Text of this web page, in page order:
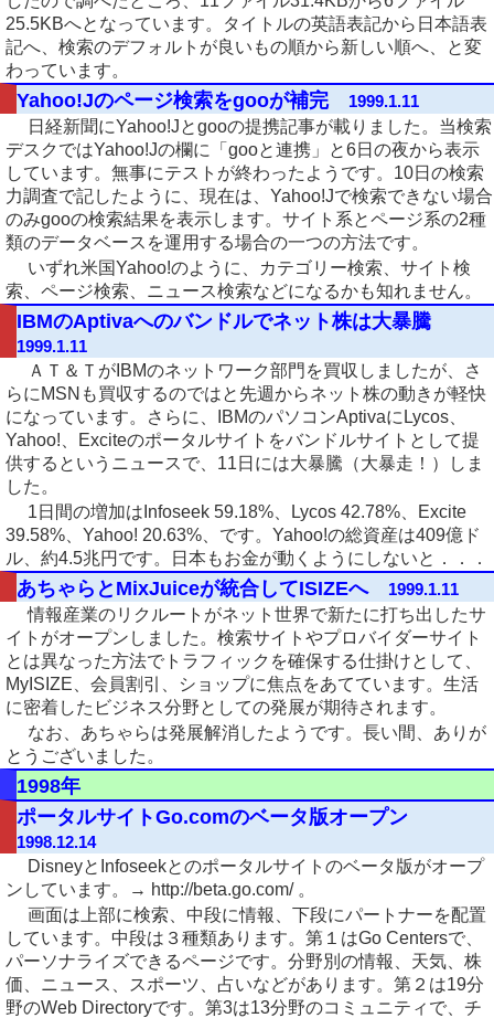
25.5KBへとなっています。タイトルの英語表記から日本語表
記へ、検索のデフォルトが良いもの順から新しい順へ、と変
わっています。
Yahoo!Jのページ検索をgooが補完
1999.1.11
日経新聞にYahoo!Jとgooの提携記事が載りました。当検索
デスクではYahoo!Jの欄に「gooと連携」と6日の夜から表示
しています。無事にテストが終わったようです。10日の検索
力調査で記したように、現在は、Yahoo!Jで検索できない場合
のみgooの検索結果を表示します。サイト系とページ系の2種
類のデータベースを運用する場合の一つの方法です。
いずれ米国Yahoo!のように、カテゴリー検索、サイト検
索、ページ検索、ニュース検索などになるかも知れません。
IBMのAptivaへのバンドルでネット株は大暴騰
1999.1.11
ＡＴ＆ＴがIBMのネットワーク部門を買収しましたが、さ
らにMSNも買収するのではと先週からネット株の動きが軽快
になっています。さらに、IBMのパソコンAptivaにLycos、
Yahoo!、Exciteのポータルサイトをバンドルサイトとして提
供するというニュースで、11日には大暴騰（大暴走！）しま
した。
1日間の増加はInfoseek 59.18%、Lycos 42.78%、Excite
39.58%、Yahoo! 20.63%、です。Yahoo!の総資産は409億ド
ル、約4.5兆円です。日本もお金が動くようにしないと．．．
あちゃらとMixJuiceが統合してISIZEへ
1999.1.11
情報産業のリクルートがネット世界で新たに打ち出したサ
イトがオープンしました。検索サイトやプロバイダーサイト
とは異なった方法でトラフィックを確保する仕掛けとして、
MyISIZE、会員割引、ショップに焦点をあてています。生活
に密着したビジネス分野としての発展が期待されます。
なお、あちゃらは発展解消したようです。長い間、ありが
とうございました。
1998年
ポータルサイトGo.comのベータ版オープン
1998.12.14
DisneyとInfoseekとのポータルサイトのベータ版がオープ
ンしています。→ http://beta.go.com/ 。
画面は上部に検索、中段に情報、下段にパートナーを配置
しています。中段は３種類あります。第１はGo Centersで、
パーソナライズできるページです。分野別の情報、天気、株
価、ニュース、スポーツ、占いなどがあります。第２は19分
野のWeb Directoryです。第3は13分野のコミュニティで、チ